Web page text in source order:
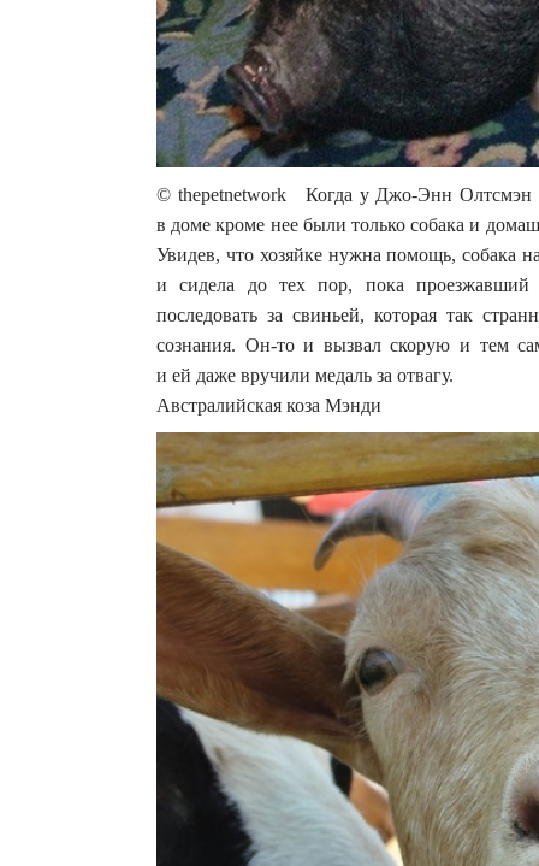
© thepetnetwork Когда у Джо-Энн Олтсмэн
в доме кроме нее были только собака и
Увидев, что хозяйке нужна помощь, собака
и сидела до тех пор, пока
последовать за свиньей, которая так
сознания. Он-то и вызвал скорую и тем
и ей даже вручили медаль за отвагу.
Австралийская коза Мэнди